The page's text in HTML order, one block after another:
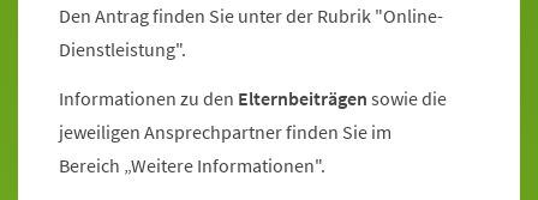
Den Antrag finden Sie unter der Rubrik "Online-
Dienstleistung".
Informationen zu den Elternbeiträgen sowie die
jeweiligen Ansprechpartner finden Sie im
Bereich „Weitere Informationen".